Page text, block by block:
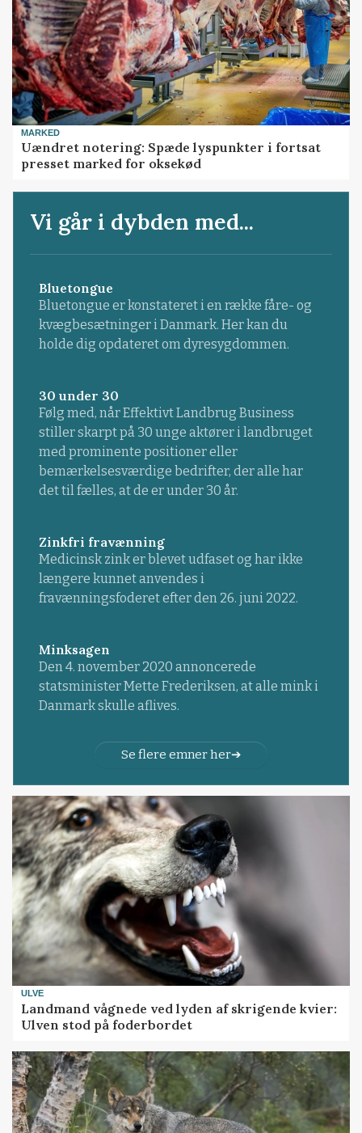
MARKED
Uændret notering: Spæde lyspunkter i fortsat
presset marked for oksekød
Vi går i dybden med...
Bluetongue
Bluetongue er konstateret i en række fåre- og
kvægbesætninger i Danmark. Her kan du
holde dig opdateret om dyresygdommen.
30 under 30
Følg med, når Effektivt Landbrug Business
stiller skarpt på 30 unge aktører i landbruget
med prominente positioner eller
bemærkelsesværdige bedrifter, der alle har
det til fælles, at de er under 30 år.
Zinkfri fravænning
Medicinsk zink er blevet udfaset og har ikke
længere kunnet anvendes i
fravænningsfoderet efter den 26. juni 2022.
Minksagen
Den 4. november 2020 annoncerede
statsminister Mette Frederiksen, at alle mink i
Danmark skulle aflives.
Se flere emner her
ULVE
Landmand vågnede ved lyden af skrigende kvier:
Ulven stod på foderbordet